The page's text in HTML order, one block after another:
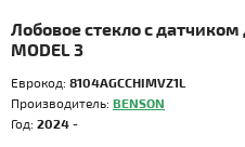
Лобовое стекло с
MODEL 3
Еврокод: 8104AGCCHIMVZ1L
Производитель: BENSON
Год: 2024 -